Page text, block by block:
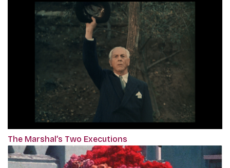
The Marshal’s Two Executions